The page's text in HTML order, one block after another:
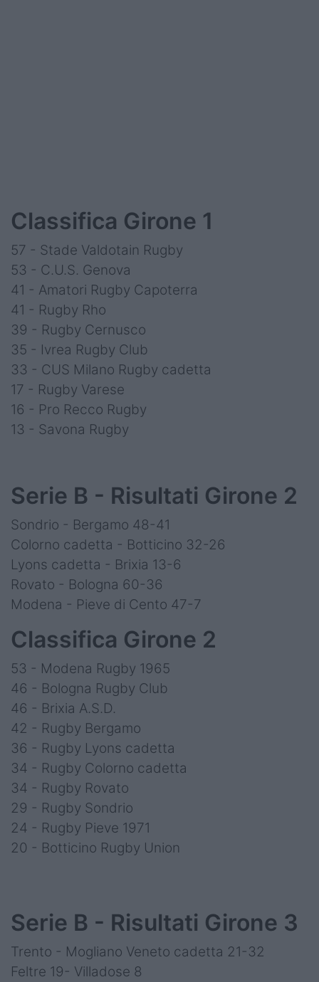
Classifica Girone 1
57 - Stade Valdotain Rugby
53 - C.U.S. Genova
41 - Amatori Rugby Capoterra
41 - Rugby Rho
39 - Rugby Cernusco
35 - Ivrea Rugby Club
33 - CUS Milano Rugby cadetta
17 - Rugby Varese
16 - Pro Recco Rugby
13 - Savona Rugby
Serie B - Risultati Girone 2
Sondrio - Bergamo 48-41
Colorno cadetta - Botticino 32-26
Lyons cadetta - Brixia 13-6
Rovato - Bologna 60-36
Modena - Pieve di Cento 47-7
Classifica Girone 2
53 - Modena Rugby 1965
46 - Bologna Rugby Club
46 - Brixia A.S.D.
42 - Rugby Bergamo
36 - Rugby Lyons cadetta
34 - Rugby Colorno cadetta
34 - Rugby Rovato
29 - Rugby Sondrio
24 - Rugby Pieve 1971
20 - Botticino Rugby Union
Serie B - Risultati Girone 3
Trento - Mogliano Veneto cadetta 21-32
Feltre 19- Villadose 8